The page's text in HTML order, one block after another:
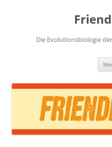
Die Evolutionsbiologie